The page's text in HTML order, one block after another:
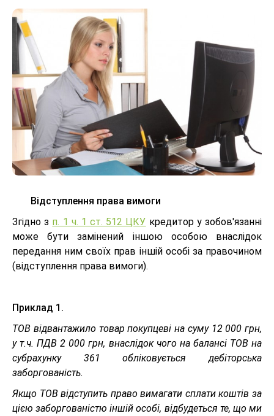
Відступлення права вимоги
Згідно з п. 1 ч. 1 ст. 512 ЦКУ кредитор у зобов'язанні
може бути замінений іншою особою внаслідок
передання ним своїх прав іншій особі за правочином
(відступлення права вимоги).
Приклад 1.
ТОВ відвантажило товар покупцеві на суму 12 000 грн,
у т.ч. ПДВ 2 000 грн, внаслідок чого на балансі ТОВ на
субрахунку 361 обліковується дебіторська
заборгованість.
Якщо ТОВ відступить право вимагати сплати коштів за
цією заборгованістю іншій особі, відбудеться те, що ми